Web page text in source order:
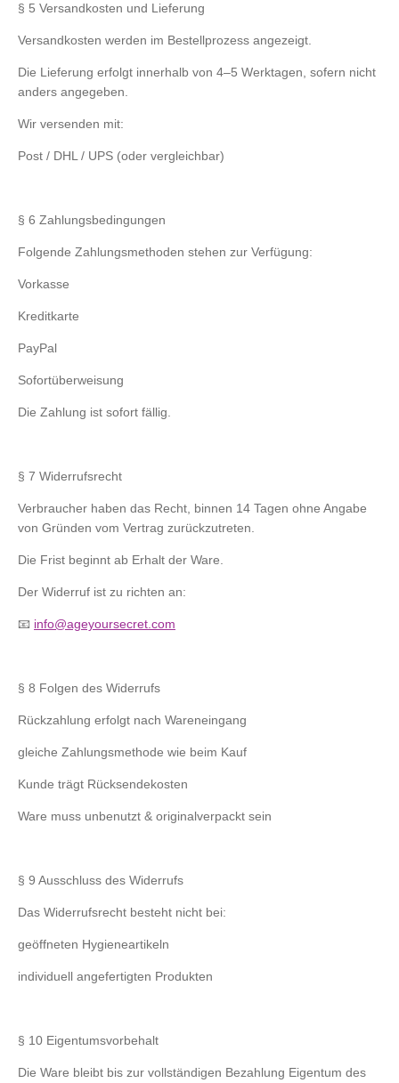
§ 5 Versandkosten und Lieferung
Versandkosten werden im Bestellprozess angezeigt.
Die Lieferung erfolgt innerhalb von 4–5 Werktagen, sofern nicht
anders angegeben.
Wir versenden mit:
Post / DHL / UPS (oder vergleichbar)
§ 6 Zahlungsbedingungen
Folgende Zahlungsmethoden stehen zur Verfügung:
Vorkasse
Kreditkarte
PayPal
Sofortüberweisung
Die Zahlung ist sofort fällig.
§ 7 Widerrufsrecht
Verbraucher haben das Recht, binnen 14 Tagen ohne Angabe
von Gründen vom Vertrag zurückzutreten.
Die Frist beginnt ab Erhalt der Ware.
Der Widerruf ist zu richten an:
📧 info@ageyoursecret.com
§ 8 Folgen des Widerrufs
Rückzahlung erfolgt nach Wareneingang
gleiche Zahlungsmethode wie beim Kauf
Kunde trägt Rücksendekosten
Ware muss unbenutzt & originalverpackt sein
§ 9 Ausschluss des Widerrufs
Das Widerrufsrecht besteht nicht bei:
geöffneten Hygieneartikeln
individuell angefertigten Produkten
§ 10 Eigentumsvorbehalt
Die Ware bleibt bis zur vollständigen Bezahlung Eigentum des